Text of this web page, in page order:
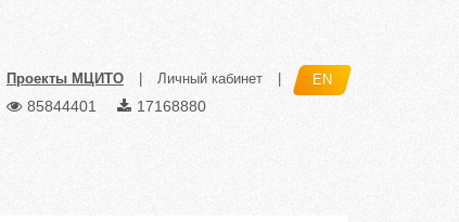
Проекты МЦИТО Личный кабинет EN
85844401 17168880